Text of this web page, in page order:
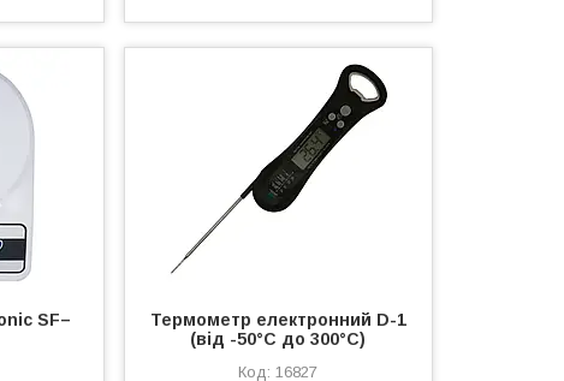
SF–
Термометр електронний D-1
(від -50°C до 300°C)
16827